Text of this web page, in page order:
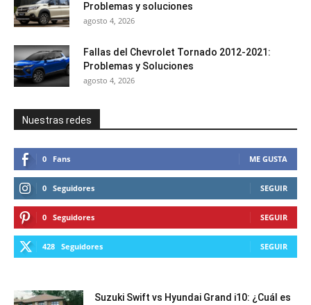
Problemas y soluciones
agosto 4, 2026
Fallas del Chevrolet Tornado 2012-2021:
Problemas y Soluciones
agosto 4, 2026
Nuestras redes
0 Fans ME GUSTA
0 Seguidores SEGUIR
0 Seguidores SEGUIR
428 Seguidores SEGUIR
Suzuki Swift vs Hyundai Grand i10: ¿Cuál es